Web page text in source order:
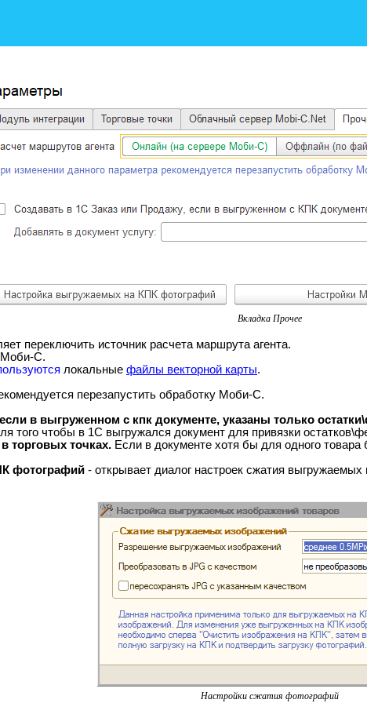
Вкладка Прочее
переключить источник расчета маршрута агента.
Моби-С.
локальные файлы векторной карты.
перезапустить обработку Моби-С.
в выгруженном с кпк документе, указаны только
того чтобы в 1С выгружался документ для привязки
торговых точках. Если в документе хотя бы для одного товара
фотографий - открывает диалог настроек сжатия
Настройки сжатия фотографий